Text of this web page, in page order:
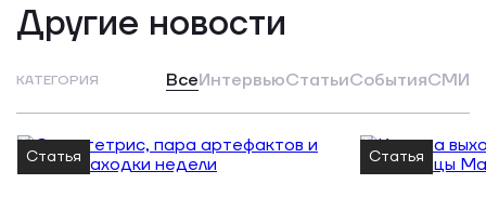
Другие новости
КАТЕГОРИЯ ВсеИнтервьюСтатьиСобытияСМИ
Статья Статья